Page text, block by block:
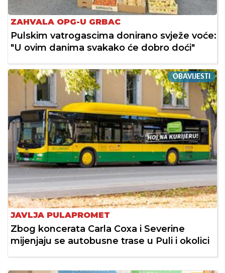
ZAHVALA OPG-U GRBAC
Pulskim vatrogascima donirano svježe voće:
"U ovim danima svakako će dobro doći"
OBAVIJESTI
JAVLJA PULAPROMET
Zbog koncerata Carla Coxa i Severine
mijenjaju se autobusne trase u Puli i okolici